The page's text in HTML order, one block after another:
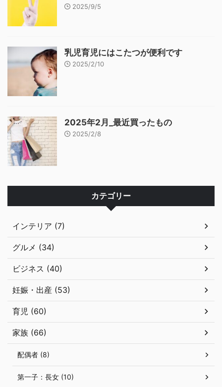
2025/9/5
乳児育児にはこたつが便利です
2025/2/10
2025年2月_最近買ったもの
2025/2/8
カテゴリー
インテリア (7)
グルメ (34)
ビジネス (40)
妊娠・出産 (53)
育児 (60)
家族 (66)
配偶者 (8)
第一子：長女 (10)